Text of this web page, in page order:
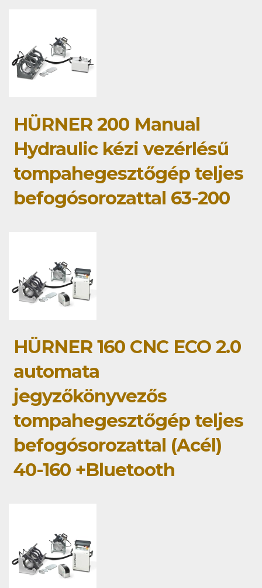
HÜRNER 200 Manual
Hydraulic kézi vezérlésű
tompahegesztőgép teljes
befogósorozattal 63-200
HÜRNER 160 CNC ECO 2.0
automata
jegyzőkönyvezős
tompahegesztőgép teljes
befogósorozattal (Acél)
40-160 +Bluetooth